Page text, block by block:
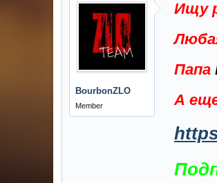
BourbonZLO
Member
Ищу
Папа
А